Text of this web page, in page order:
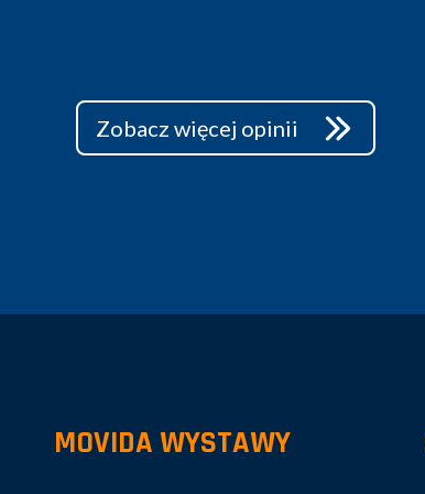
Zobacz więcej opinii
MOVIDA WYSTAWY